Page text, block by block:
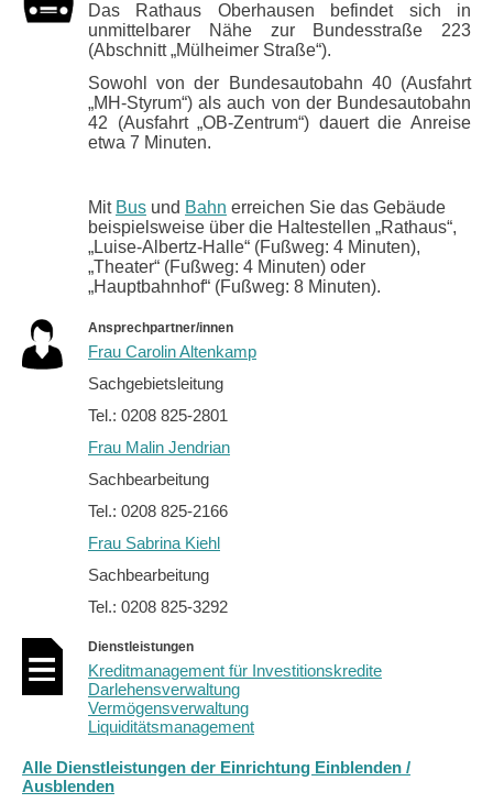
Das Rathaus Oberhausen befindet sich in
unmittelbarer Nähe zur Bundesstraße 223
(Abschnitt „Mülheimer Straße“).
Sowohl von der Bundesautobahn 40 (Ausfahrt
„MH-Styrum“) als auch von der Bundesautobahn
42 (Ausfahrt „OB-Zentrum“) dauert die Anreise
etwa 7 Minuten.
Mit Bus und Bahn erreichen Sie das Gebäude
beispielsweise über die Haltestellen „Rathaus“,
„Luise-Albertz-Halle“ (Fußweg: 4 Minuten),
„Theater“ (Fußweg: 4 Minuten) oder
„Hauptbahnhof“ (Fußweg: 8 Minuten).
Ansprechpartner/innen
Frau Carolin Altenkamp
Sachgebietsleitung
Tel.: 0208 825-2801
Frau Malin Jendrian
Sachbearbeitung
Tel.: 0208 825-2166
Frau Sabrina Kiehl
Sachbearbeitung
Tel.: 0208 825-3292
Dienstleistungen
Kreditmanagement für Investitionskredite
Darlehensverwaltung
Vermögensverwaltung
Liquiditätsmanagement
Alle Dienstleistungen der Einrichtung Einblenden /
Ausblenden